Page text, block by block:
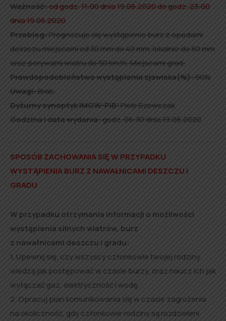
Ważność:od godz. 11:00 dnia 19.06.2020 do godz. 23:00
dnia 19.06.2020
Przebieg:Prognozuje się wystąpienie burz z opadami
deszczu miejscami od 30 mm do 40 mm, lokalnie do 50 mm
oraz porywami wiatru do 90 km/h. Miejscami grad.
Prawdopodobieństwo wystąpienia zjawiska(%):90%
Uwagi:Brak.
Dyżurny synoptyk IMGW-PIB:Piotr Szewczak
Godzina i data wydania:godz. 06:30 dnia 19.06.2020
SPOSÓB ZACHOWANIA SIĘ W PRZYPADKU
WYSTĄPIENIA BURZ Z NAWAŁNICAMI DESZCZU I
GRADU
W przypadku otrzymania informacji o możliwości
wystąpienia silnych wiatrów, burz
z nawałnicami deszczu i gradu:
1. Upewnij się, czy wszyscy członkowie twojej rodziny
wiedzą jak postępować w czasie burzy, oraz naucz ich jak
wyłączać gaz, elektryczność i wodę.
2. Opracuj plan komunikowania się w czasie zagrożenia
na okoliczność, gdy członkowie rodziny są rozdzieleni